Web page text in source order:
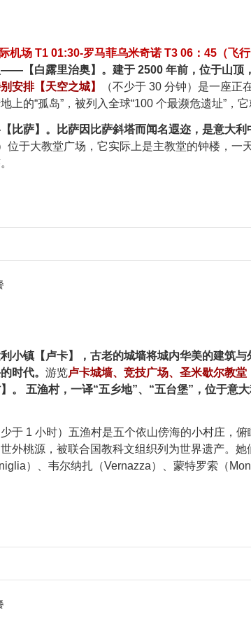
机场 T1 01:30-罗马菲乌米奇诺 T3 06：45（飞
【白露里治奥】。建于 2500 年前，位于山顶
安排【天空之城】
（不少于 30 分钟）是一座
上的“孤岛”，被列入全球“100 个最濒危遗址”，
萨】。比萨因比萨斜塔而闻名遐迩，是意大利
位于大教堂广场，它实际上是主教堂的钟楼，
小镇【卢卡】，古老的城墙将城内华美的建筑
时代。 游览卢卡城墙、竞技广场、圣米歇尔教堂
五渔村，一译“五乡地”、“五台堡”，位于意
少于 1 小时）五渔村是五个依山傍海的小村庄，
外桃源，被联合国教科文组织列为世界遗产。
）、韦尔纳扎（Vernazza）、蒙特罗索（